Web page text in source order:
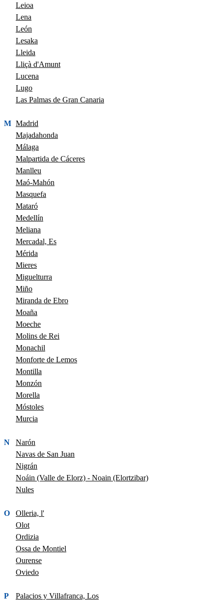
Leioa
Lena
León
Lesaka
Lleida
Lliçà d'Amunt
Lucena
Lugo
Las Palmas de Gran Canaria
M Madrid
Majadahonda
Málaga
Malpartida de Cáceres
Manlleu
Maó-Mahón
Masquefa
Mataró
Medellín
Meliana
Mercadal, Es
Mérida
Mieres
Miguelturra
Miño
Miranda de Ebro
Moaña
Moeche
Molins de Rei
Monachil
Monforte de Lemos
Montilla
Monzón
Morella
Móstoles
Murcia
N
Narón
Navas de San Juan
Nigrán
Noáin (Valle de Elorz) - Noain (Elortzibar)
Nules
O
Olleria, l'
Olot
Ordizia
Ossa de Montiel
Ourense
Oviedo
P Palacios y Villafranca, Los